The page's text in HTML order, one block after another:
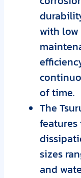
with low
of time.
The
sizes
and